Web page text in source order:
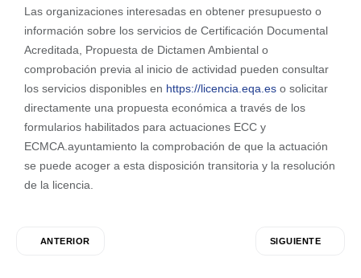
Las organizaciones interesadas en obtener presupuesto o
información sobre los servicios de Certificación Documental
Acreditada, Propuesta de Dictamen Ambiental o
comprobación previa al inicio de actividad pueden consultar
los servicios disponibles en https://licencia.eqa.es o solicitar
directamente una propuesta económica a través de los
formularios habilitados para actuaciones ECC y
ECMCA.ayuntamiento la comprobación de que la actuación
se puede acoger a esta disposición transitoria y la resolución
de la licencia.
ANTERIOR SIGUIENTE